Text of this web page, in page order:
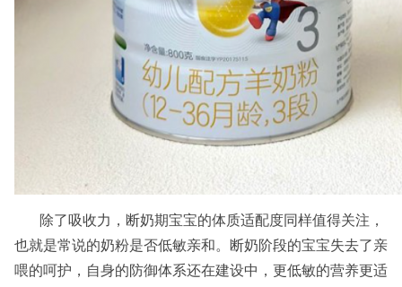
除了吸收力，断奶期宝宝的体质适配度同样值得关注，
也就是常说的奶粉是否低敏亲和。断奶阶段的宝宝失去了亲
喂的呵护，自身的防御体系还在建设中，更低敏的营养更适